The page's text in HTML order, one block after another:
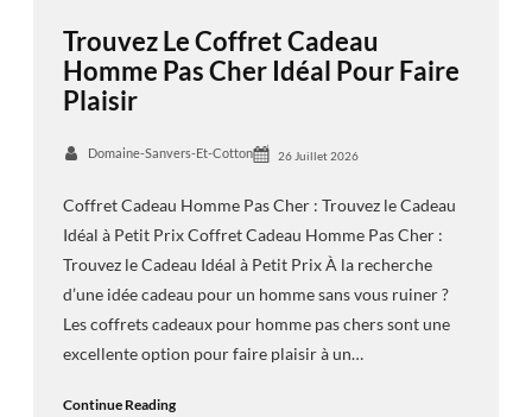
Trouvez Le Coffret Cadeau
Homme Pas Cher Idéal Pour Faire
Plaisir
Domaine-Sanvers-Et-Cotton 26 Juillet 2026
Coffret Cadeau Homme Pas Cher : Trouvez le Cadeau
Idéal à Petit Prix Coffret Cadeau Homme Pas Cher :
Trouvez le Cadeau Idéal à Petit Prix À la recherche
d’une idée cadeau pour un homme sans vous ruiner ?
Les coffrets cadeaux pour homme pas chers sont une
excellente option pour faire plaisir à un…
Continue Reading